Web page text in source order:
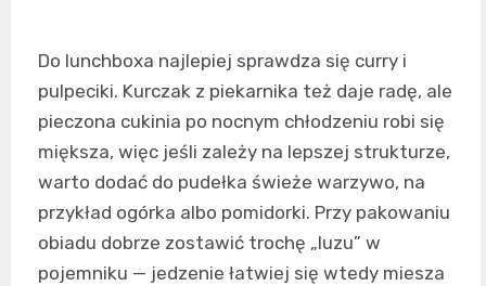
Do lunchboxa najlepiej sprawdza się curry i
pulpeciki. Kurczak z piekarnika też daje radę, ale
pieczona cukinia po nocnym chłodzeniu robi się
miększa, więc jeśli zależy na lepszej strukturze,
warto dodać do pudełka świeże warzywo, na
przykład ogórka albo pomidorki. Przy pakowaniu
obiadu dobrze zostawić trochę „luzu” w
pojemniku — jedzenie łatwiej się wtedy miesza